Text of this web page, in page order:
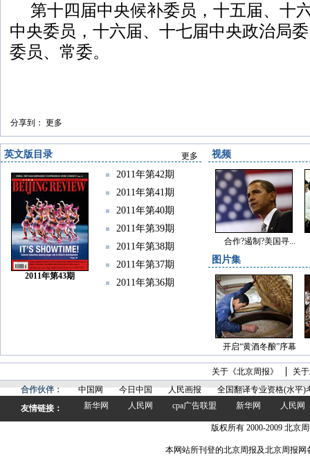
第十四届中央候补委员，十五届、十
中央委员，十六届、十七届中央政治局
委员、常委。
分享到： 更多
英文版目录 更多
2011年第43期
2011年第42期
2011年第41期
2011年第40期
2011年第39期
2011年第38期
2011年第37期
2011年第36期
视频
合作?遏制?美国寻...
图片集
开启“黄酒冬酿”序幕
关于《北京周报》
关
合作伙伴：
中国网 今日中国 人民画报
全国翻译专业资格(水平)
友情链接：
新华网 人民网 cpa广告联盟 新华网 人民网
版权所有 2000-2009 北京
本网站所刊登的北京周报及北京周报